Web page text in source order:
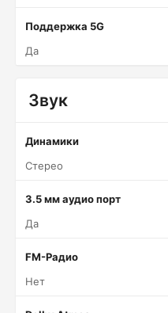
Поддержка 5G
Да
Звук
Динамики
Стерео
3.5 мм аудио порт
Да
FM-Радио
Нет